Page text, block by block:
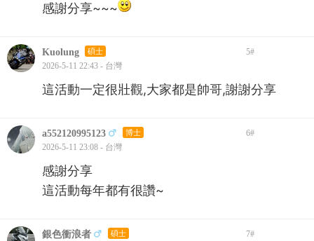
感謝分享~~~
Kuolung 碩士 5#
2026-5-11 22:43 - 台灣
這活動一定很壯觀,大家都是帥哥,謝謝分享
a552120995123 博士 6#
2026-5-11 23:08 - 台灣
感謝分享
這活動每年都有很讚~
銀色衝浪者 碩士 7#